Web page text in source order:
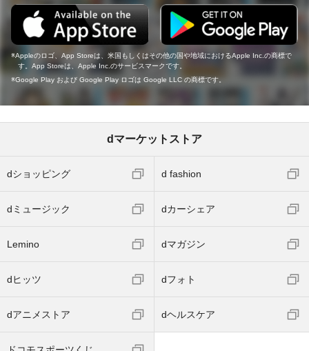
Appleのロゴ、App Storeは、米国もしくはその他の国や地域におけるApple Inc.の商標で
す。App Storeは、Apple Inc.のサービスマークです。
Google Play および Google Play ロゴは Google LLC の商標です。
dマーケットストア
dショッピング d fashion
dミュージック dカーシェア
Lemino dマガジン
dヒッツ dフォト
dアニメストア dヘルスケア